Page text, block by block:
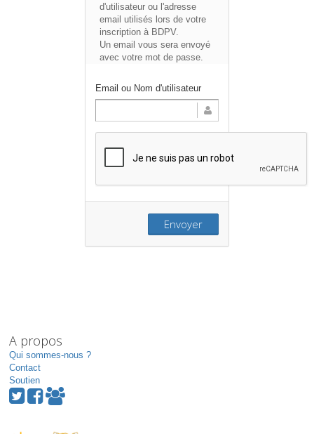
d'utilisateur ou l'adresse
email utilisés lors de votre
inscription à BDPV.
Un email vous sera envoyé
avec votre mot de passe.
Email ou Nom d'utilisateur
Envoyer
A propos
Qui sommes-nous ?
Contact
Soutien